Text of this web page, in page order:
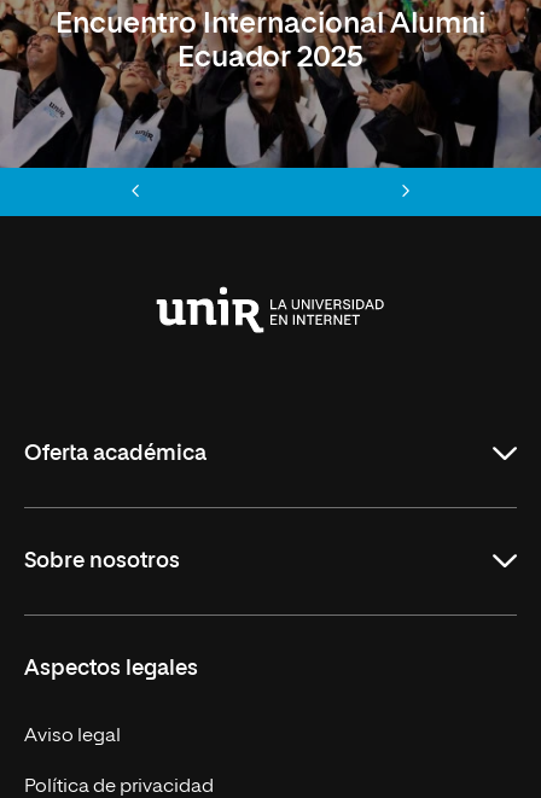
Encuentro Internacional Alumni
Ecuador 2025
Oferta académica
Formación Continua
Carreras
Sobre nosotros
Trabaja en UNIR
Actualidad
Contáctanos
Aspectos legales
Aviso legal
Política de privacidad